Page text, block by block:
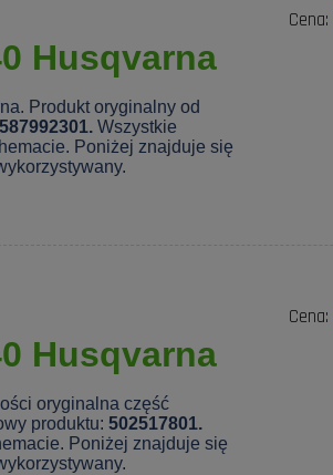
Husqvarna
Produkt oryginalny od
587992301. Wszystkie
Poniżej znajduje się
Cena:
Husqvarna
oryginalna część
produktu:502517801.
Poniżej znajduje się
Cena: